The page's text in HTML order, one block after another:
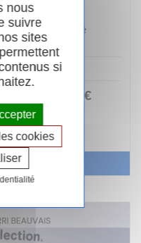
Automatique
24 mois
€
/ mois
nous
suivre
sites
si
cookies